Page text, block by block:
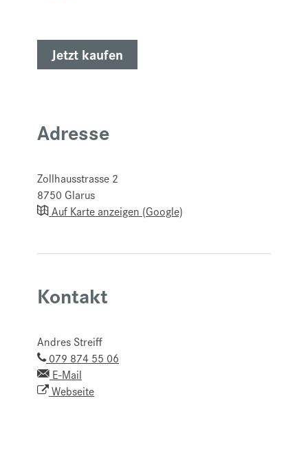
Jetzt kaufen
Adresse
Zollhausstrasse 2
8750 Glarus
Auf Karte anzeigen (Google)
Kontakt
Andres Streiff
079 874 55 06
E-Mail
Webseite